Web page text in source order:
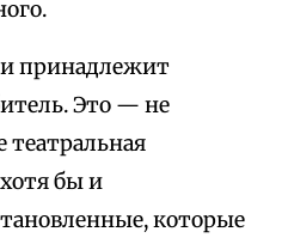
принадлежит
Это — не
театральная
бы и
которые